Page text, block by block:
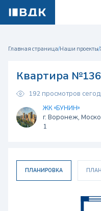
Главная страница/Наши проекты/
Квартира
192 просмотров
ЖК «БУНИН»
г. Воронеж,
1
ПЛАНИРОВКА